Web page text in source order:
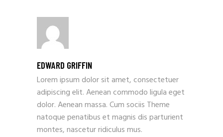
EDWARD GRIFFIN
Lorem ipsum dolor sit amet, consectetuer
adipiscing elit. Aenean commodo ligula eget
dolor. Aenean massa. Cum sociis Theme
natoque penatibus et magnis dis parturient
montes, nascetur ridiculus mus.